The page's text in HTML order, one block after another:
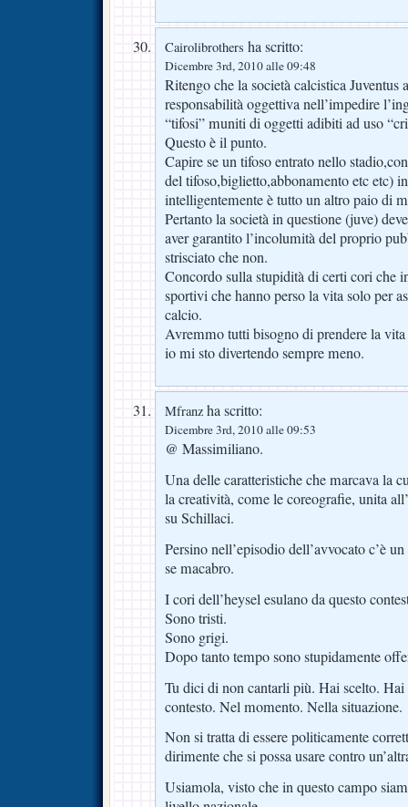
Cairolibrothers ha scritto:
Dicembre 3rd, 2010 alle 09:48
Ritengo che la società calcistica Juventus
responsabilità oggettiva nell’impedire
“tifosi” muniti di oggetti adibiti ad uso
Questo è il punto.
Capire se un tifoso entrato nello
del tifoso,biglietto,abbonamento etc etc)
intelligentemente è tutto un altro paio di
Pertanto la società in questione (juve)
aver garantito l’incolumità del proprio
strisciato che non.
Concordo sulla stupidità di certi cori che
sportivi che hanno perso la vita solo per
calcio.
Avremmo tutti bisogno di prendere la
io mi sto divertendo sempre meno.
Mfranz ha scritto:
Dicembre 3rd, 2010 alle 09:53
@ Massimiliano.
Una delle caratteristiche che marcava la
la creatività, come le coreografie, unita
su Schillaci.
Persino nell’episodio dell’avvocato c’è
se macabro.
I cori dell’heysel esulano da questo
Sono tristi.
Sono grigi.
Dopo tanto tempo sono stupidamente
Tu dici di non cantarli più. Hai scelto.
contesto. Nel momento. Nella situazione.
Non si tratta di essere politicamente
dirimente che si possa usare contro
Usiamola, visto che in questo campo